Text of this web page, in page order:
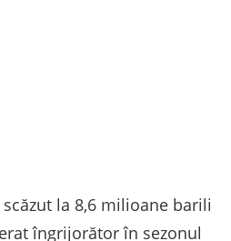
la 8,6 milioane barili
îngrijorător în sezonul